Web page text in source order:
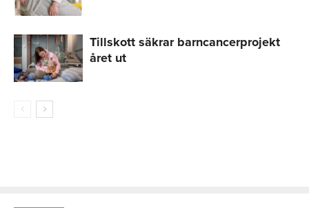
Tillskott säkrar barncancerprojekt
året ut